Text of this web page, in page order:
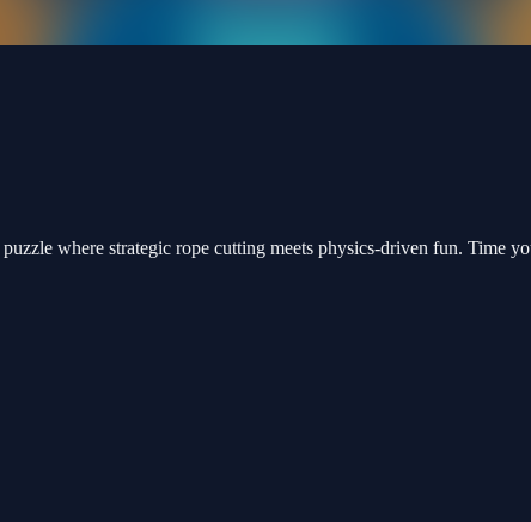
where strategic rope cutting meets physics-driven fun. Time